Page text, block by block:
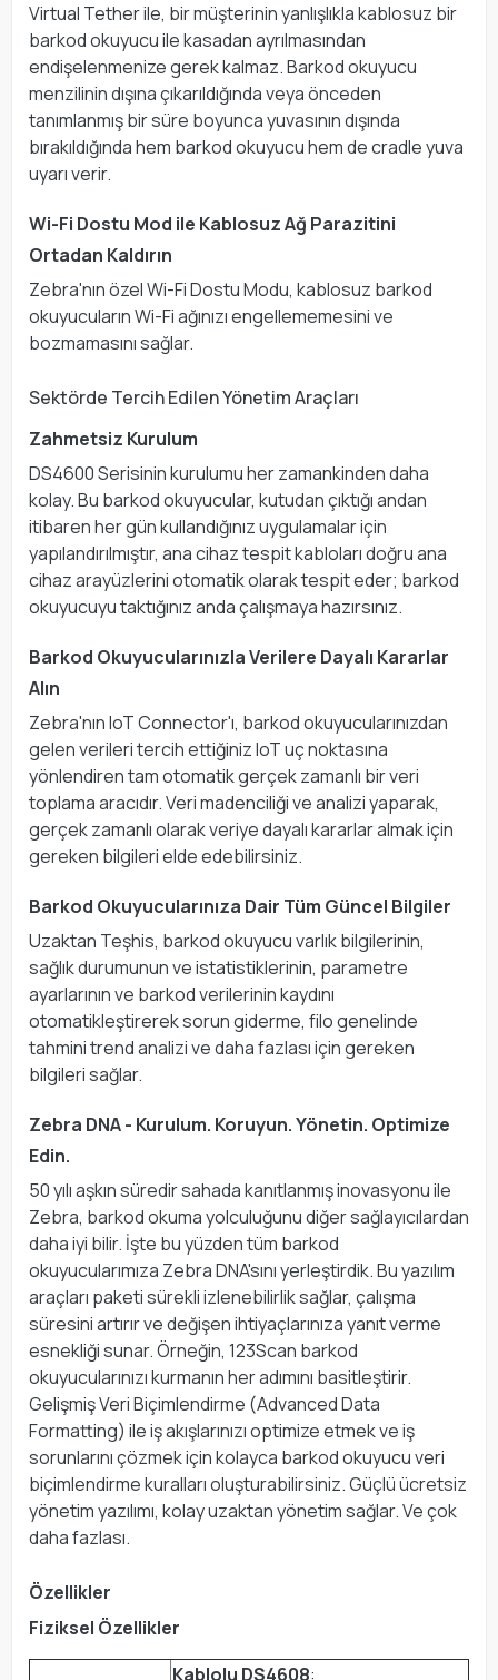
Virtual Tether ile, bir müşterinin yanlışlıkla kablosuz bir
barkod okuyucu ile kasadan ayrılmasından
endişelenmenize gerek kalmaz. Barkod okuyucu
menzilinin dışına çıkarıldığında veya önceden
tanımlanmış bir süre boyunca yuvasının dışında
bırakıldığında hem barkod okuyucu hem de cradle yuva
uyarı verir.
Wi-Fi Dostu Mod ile Kablosuz Ağ Parazitini
Ortadan Kaldırın
Zebra'nın özel Wi-Fi Dostu Modu, kablosuz barkod
okuyucuların Wi-Fi ağınızı engellememesini ve
bozmamasını sağlar.
Sektörde Tercih Edilen Yönetim Araçları
Zahmetsiz Kurulum
DS4600 Serisinin kurulumu her zamankinden daha
kolay. Bu barkod okuyucular, kutudan çıktığı andan
itibaren her gün kullandığınız uygulamalar için
yapılandırılmıştır, ana cihaz tespit kabloları doğru ana
cihaz arayüzlerini otomatik olarak tespit eder; barkod
okuyucuyu taktığınız anda çalışmaya hazırsınız.
Barkod Okuyucularınızla Verilere Dayalı Kararlar
Alın
Zebra'nın IoT Connector'ı, barkod okuyucularınızdan
gelen verileri tercih ettiğiniz IoT uç noktasına
yönlendiren tam otomatik gerçek zamanlı bir veri
toplama aracıdır. Veri madenciliği ve analizi yaparak,
gerçek zamanlı olarak veriye dayalı kararlar almak için
gereken bilgileri elde edebilirsiniz.
Barkod Okuyucularınıza Dair Tüm Güncel Bilgiler
Uzaktan Teşhis, barkod okuyucu varlık bilgilerinin,
sağlık durumunun ve istatistiklerinin, parametre
ayarlarının ve barkod verilerinin kaydını
otomatikleştirerek sorun giderme, filo genelinde
tahmini trend analizi ve daha fazlası için gereken
bilgileri sağlar.
Zebra DNA - Kurulum. Koruyun. Yönetin. Optimize
Edin.
50 yılı aşkın süredir sahada kanıtlanmış inovasyonu ile
Zebra, barkod okuma yolculuğunu diğer sağlayıcılardan
daha iyi bilir. İşte bu yüzden tüm barkod
okuyucularımıza Zebra DNA'sını yerleştirdik. Bu yazılım
araçları paketi sürekli izlenebilirlik sağlar, çalışma
süresini artırır ve değişen ihtiyaçlarınıza yanıt verme
esnekliği sunar. Örneğin, 123Scan barkod
okuyucularınızı kurmanın her adımını basitleştirir.
Gelişmiş Veri Biçimlendirme (Advanced Data
Formatting) ile iş akışlarınızı optimize etmek ve iş
sorunlarını çözmek için kolayca barkod okuyucu veri
biçimlendirme kuralları oluşturabilirsiniz. Güçlü ücretsiz
yönetim yazılımı, kolay uzaktan yönetim sağlar. Ve çok
daha fazlası.
Özellikler
Fiziksel Özellikler
Kablolu DS4608: